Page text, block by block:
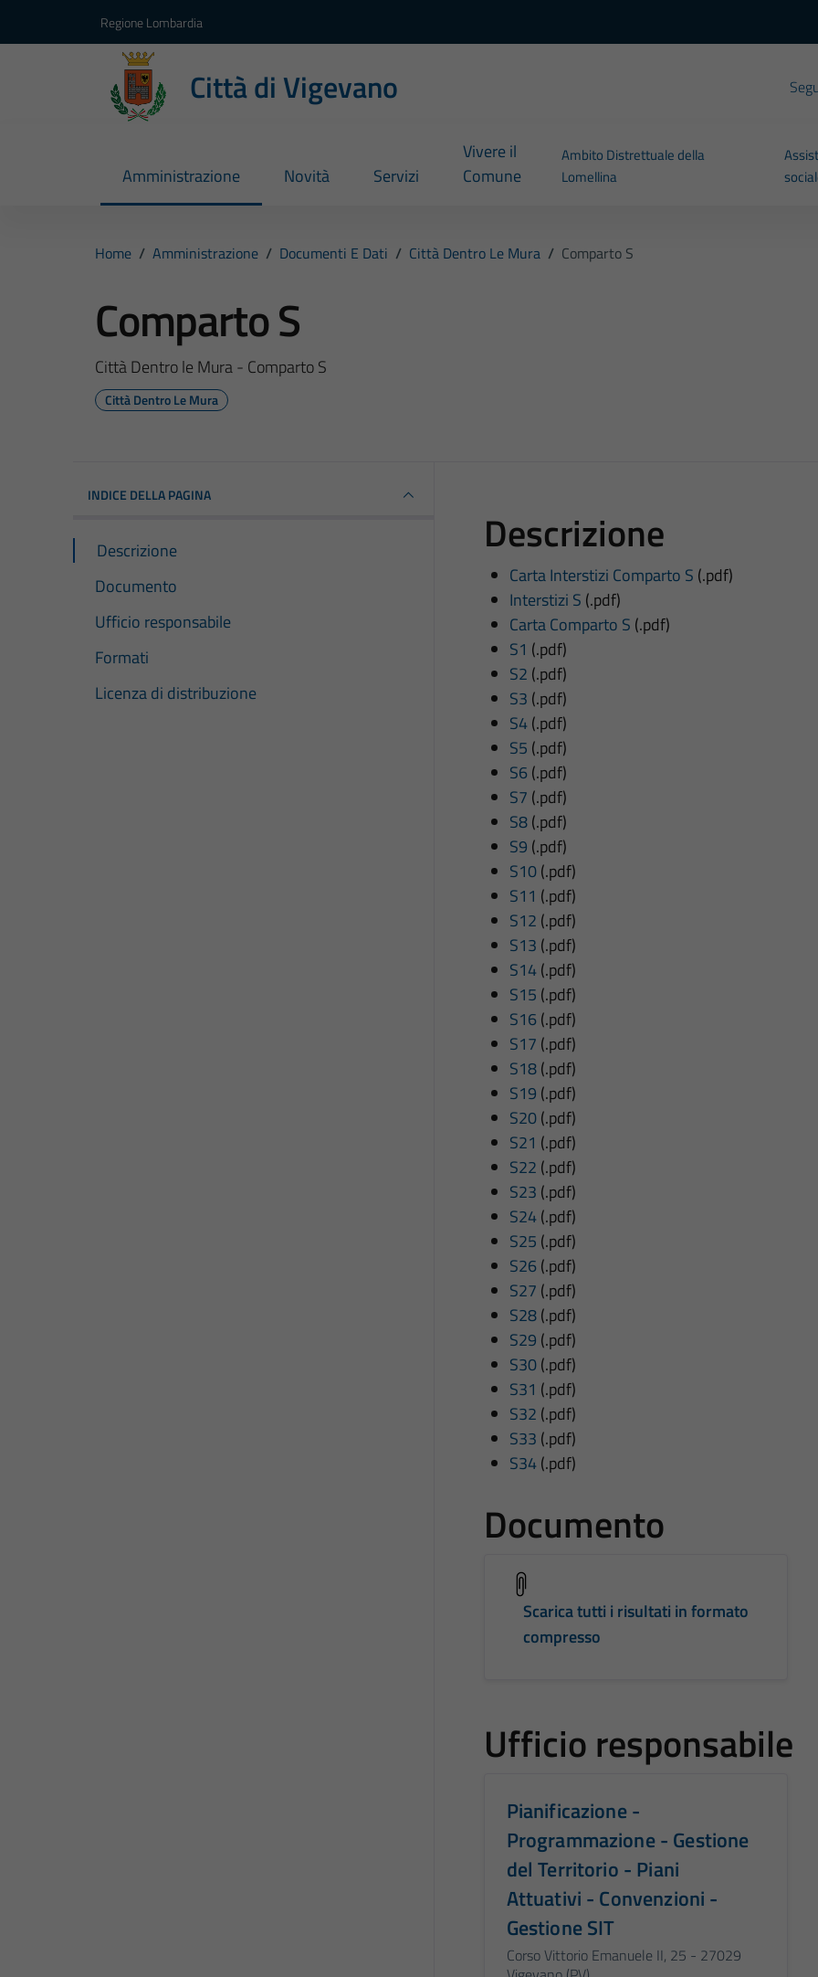
Regione Lombardia
Città di Vigevano
Amministrazione Novità Servizi
Vivere il
Comune
Ambito Distrettuale della
Lomellina
Home / Amministrazione / Documenti E Dati / Città Dentro Le Mura / Comparto S
Comparto S
Città Dentro le Mura - Comparto S
Città Dentro Le Mura
INDICE DELLA PAGINA
Descrizione
Documento
Ufficio responsabile
Formati
Licenza di distribuzione
Descrizione
Carta Interstizi Comparto S (.pdf)
Interstizi S (.pdf)
Carta Comparto S (.pdf)
S1 (.pdf)
S2 (.pdf)
S3 (.pdf)
S4(.pdf)
S5 (.pdf)
S6(.pdf)
S7 (.pdf)
S8(.pdf)
S9 (.pdf)
S10(.pdf)
S11 (.pdf)
S12 (.pdf)
S13 (.pdf)
S14(.pdf)
S15 (.pdf)
S16(.pdf)
S17 (.pdf)
S18(.pdf)
S19 (.pdf)
S20(.pdf)
S21 (.pdf)
S22 (.pdf)
S23 (.pdf)
S24(.pdf)
S25 (.pdf)
S26(.pdf)
S27 (.pdf)
S28(.pdf)
S29 (.pdf)
S30(.pdf)
S31 (.pdf)
S32 (.pdf)
S33 (.pdf)
S34(.pdf)
Documento
Scarica tutti i risultati in formato
compresso
Ufficio responsabile
Pianificazione -
Programmazione - Gestione
del Territorio - Piani
Attuativi - Convenzioni -
Gestione SIT
Corso Vittorio Emanuele II, 25 - 27029